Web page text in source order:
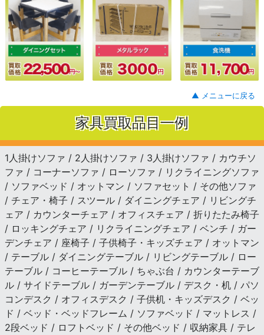
▲ メニューに戻る
家具買取品目一例
1人掛けソファ / 2人掛けソファ / 3人掛けソファ / カウチソ
ファ / コーナーソファ / ローソファ / リクライニングソファ
/ ソファベッド / オットマン / ソファセット / その他ソファ
/ チェア・椅子 / スツール / ダイニングチェア / リビングチ
ェア / カウンターチェア / オフィスチェア / 折りたたみ椅子
/ ロッキングチェア / リクライニングチェア / ベンチ / ガー
デンチェア / 座椅子 / 子供椅子・キッズチェア / オットマン
/ テーブル / ダイニングテーブル / リビングテーブル / ロー
テーブル / コーヒーテーブル / ちゃぶ台 / カウンターテーブ
ル / サイドテーブル / ガーデンテーブル / デスク・机 / パソ
コンデスク / オフィスデスク / 子供机・キッズデスク / ベッ
ド / ベッド・ベッドフレーム / ソファベッド / マットレス /
2段ベッド / ロフトベッド / その他ベッド / 収納家具 / テレ